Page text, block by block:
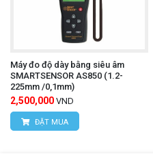
Máy đo độ dày bằng siêu âm
SMARTSENSOR AS850 (1.2-
225mm /0,1mm)
2,500,000 VND
ĐẶT MUA